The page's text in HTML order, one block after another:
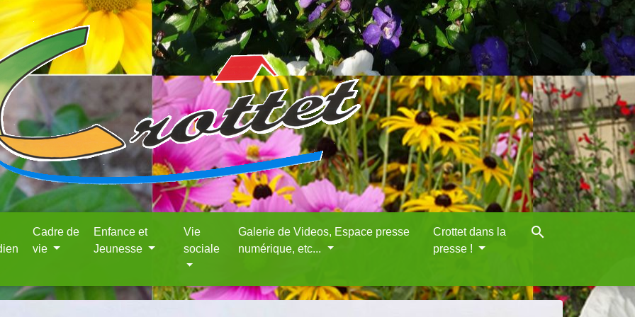
Cadre de
vie
Enfance et
Jeunesse
Vie
sociale
Galerie de Videos, Espace presse
numérique, etc...
Crottet dans la
presse !
search